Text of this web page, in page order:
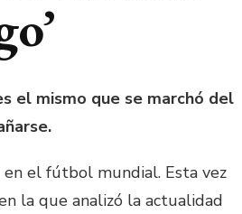
el mismo que se marchó del
el fútbol mundial. Esta vez
la que analizó la actualidad